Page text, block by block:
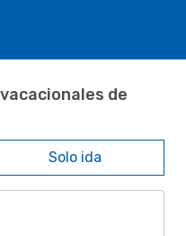
de
Solo ida